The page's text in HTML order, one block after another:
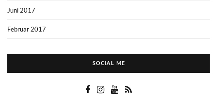
Juni 2017
Februar 2017
SOCIAL ME